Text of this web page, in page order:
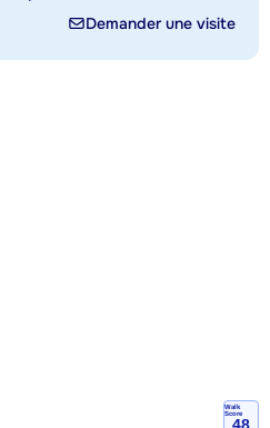
Demander une visite
Walk
Score